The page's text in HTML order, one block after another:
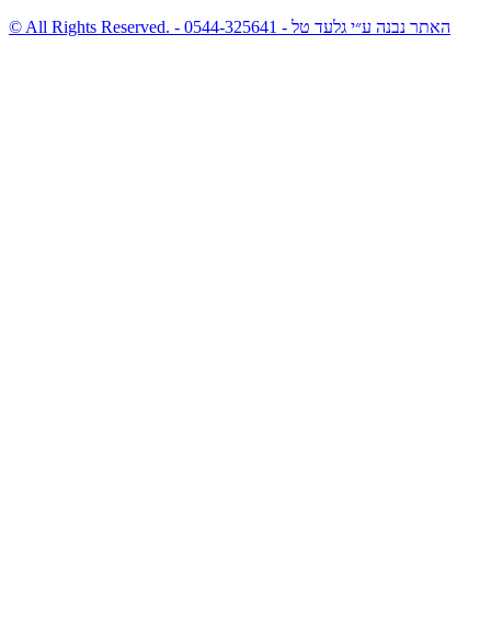
© All Rights Reserved. - האתר נבנה ע״י גלעד טל - 0544-325641